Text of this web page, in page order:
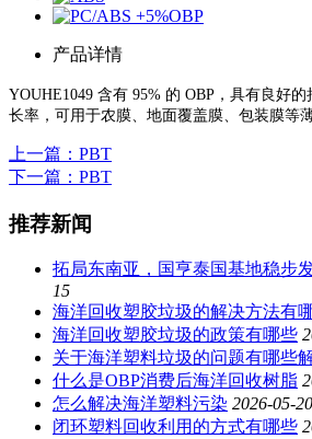
产品详情
YOUHE1049 含有 95% 的 OBP ，具有良好
长率，可用于农膜、地面覆盖膜、包装膜等
上一篇 ：PBT
下一篇 ：PBT
推荐新闻
拓局东南亚，国亨泰国基地稳步
15
海洋回收塑胶垃圾的解决方法有
海洋回收塑胶垃圾的政策有哪些
关于海洋塑料垃圾的问题有哪些
什么是OBP消费后海洋回收树脂
怎么解决海洋塑料污染 2026-05-20
闭环塑料回收利用的方式有哪些